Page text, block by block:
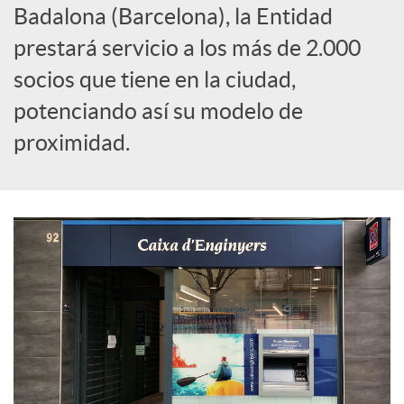
r
e
n
R
e
d
e
Badalona (Barcelona), la Entidad
prestará servicio a los más de 2.000
socios que tiene en la ciudad,
potenciando así su modelo de
proximidad.